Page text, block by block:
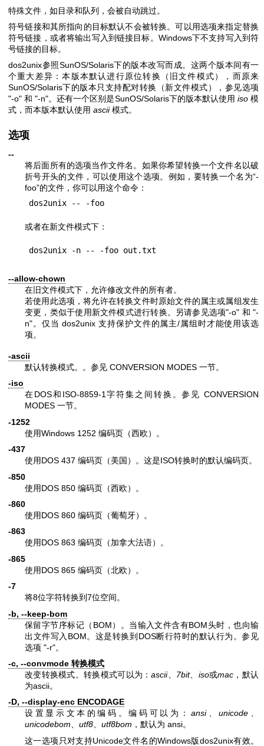
特殊文件，如目录和队列，会被自动跳过。
符号链接和其所指向的目标默认不会被转换。可以用选项来指定替换
符号链接，或者将输出写入到链接目标。Windows下不支持写入到符
号链接的目标。
dos2unix参照SunOS/Solaris下的版本改写而成。这两个版本间有一
个重大差异：本版本默认进行原位转换（旧文件模式），而原来
SunOS/Solaris下的版本只支持配对转换（新文件模式），参见选项
"-o" 和"-n"。还有一个区别是SunOS/Solaris下的版本默认使用 iso模
式，而本版本默认使用 ascii模式。
选项
--
将后面所有的选项当作文件名。如果你希望转换一个文件名以破
折号开头的文件，可以使用这个选项。例如，要转换一个名为“-
foo”的文件，你可以用这个命令：
或者在新文件模式下：
--allow-chown
在旧文件模式下，允许修改文件的所有者。
若使用此选项，将允许在转换文件时原始文件的属主或属组发生
变更，类似于使用新文件模式进行转换。另请参见选项"-o" 和"-
n"。仅当 dos2unix 支持保护文件的属主/属组时才能使用该选
项。
-ascii
默认转换模式。。参见 CONVERSION MODES 一节。
-iso
在DOS和ISO-8859-1字符集之间转换。参见 CONVERSION
MODES 一节。
-1252
使用Windows 1252 编码页（西欧）。
-437
使用DOS 437 编码页（美国）。这是ISO转换时的默认编码页。
-850
使用DOS 850 编码页（西欧）。
-860
使用DOS 860 编码页（葡萄牙）。
-863
使用DOS 863 编码页（加拿大法语）。
-865
使用DOS 865 编码页（北欧）。
-7
将8位字符转换到7位空间。
-b, --keep-bom
保留字节序标记（BOM）。当输入文件含有BOM头时，也向输
出文件写入BOM。这是转换到DOS断行符时的默认行为。参见
选项 "-r"。
-c, --convmode 转换模式
改变转换模式。转换模式可以为：ascii、 7bit、 iso或mac ，默认
为ascii。
-D, --display-enc ENCODAGE
设置显示文本的编码。编码可以为：ansi、unicode 、
unicodebom、 utf8、 utf8bom ，默认为 ansi。
这一选项只对支持Unicode文件名的Windows版dos2unix有效。